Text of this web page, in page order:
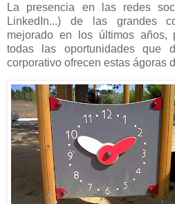
La presencia en las redes
LinkedIn...) de las grandes
mejorado en los últimos años,
todas las oportunidades que
corporativo ofrecen estas ágoras